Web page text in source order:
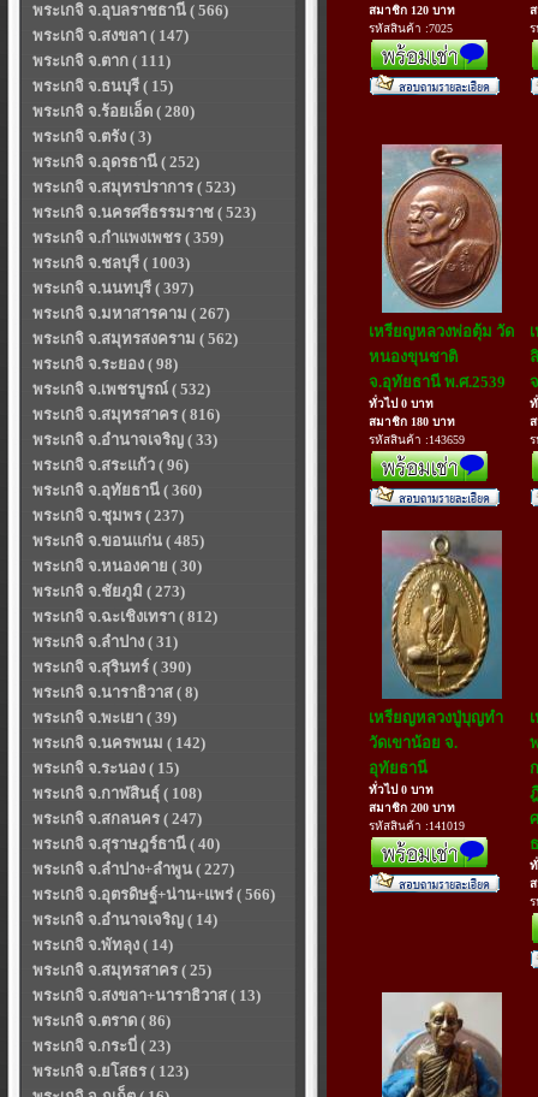
พระเกจิ จ.อุบลราชธานี ( 566)
พระเกจิ จ.สงขลา ( 147)
พระเกจิ จ.ตาก ( 111)
พระเกจิ จ.ธนบุรี ( 15)
พระเกจิ จ.ร้อยเอ็ด ( 280)
พระเกจิ จ.ตรัง ( 3)
พระเกจิ จ.อุดรธานี ( 252)
พระเกจิ จ.สมุทรปราการ ( 523)
พระเกจิ จ.นครศรีธรรมราช ( 523)
พระเกจิ จ.กำแพงเพชร ( 359)
พระเกจิ จ.ชลบุรี ( 1003)
พระเกจิ จ.นนทบุรี ( 397)
พระเกจิ จ.มหาสารคาม ( 267)
พระเกจิ จ.สมุทรสงคราม ( 562)
พระเกจิ จ.ระยอง ( 98)
พระเกจิ จ.เพชรบูรณ์ ( 532)
พระเกจิ จ.สมุทรสาคร ( 816)
พระเกจิ จ.อำนาจเจริญ ( 33)
พระเกจิ จ.สระแก้ว ( 96)
พระเกจิ จ.อุทัยธานี ( 360)
พระเกจิ จ.ชุมพร ( 237)
พระเกจิ จ.ขอนแก่น ( 485)
พระเกจิ จ.หนองคาย ( 30)
พระเกจิ จ.ชัยภูมิ ( 273)
พระเกจิ จ.ฉะเชิงเทรา ( 812)
พระเกจิ จ.ลำปาง ( 31)
พระเกจิ จ.สุรินทร์ ( 390)
พระเกจิ จ.นาราธิวาส ( 8)
พระเกจิ จ.พะเยา ( 39)
พระเกจิ จ.นครพนม ( 142)
พระเกจิ จ.ระนอง ( 15)
พระเกจิ จ.กาฬสินธุ์ ( 108)
พระเกจิ จ.สกลนคร ( 247)
พระเกจิ จ.สุราษฎร์ธานี ( 40)
พระเกจิ จ.ลำปาง+ลำพูน ( 227)
พระเกจิ จ.อุตรดิษฐ์+น่าน+แพร่ ( 566)
พระเกจิ จ.อำนาจเจริญ ( 14)
พระเกจิ จ.พัทลุง ( 14)
พระเกจิ จ.สมุทรสาคร ( 25)
พระเกจิ จ.สงขลา+นาราธิวาส ( 13)
พระเกจิ จ.ตราด ( 86)
พระเกจิ จ.กระบี่ ( 23)
พระเกจิ จ.ยโสธร ( 123)
สมาชิก 120 บาท
รหัสสินค้า :7025
เหรียญหลวงพ่อตุ้ม วัด
หนองขุนชาติ
จ.อุทัยธานี พ.ศ.2539
ทั่วไป 0 บาท
สมาชิก 180 บาท
รหัสสินค้า :143659
เหรียญหลวงปู่บุญทำ
วัดเขาน้อย จ.
อุทัยธานี
ทั่วไป 0 บาท
สมาชิก 200 บาท
รหัสสินค้า :141019